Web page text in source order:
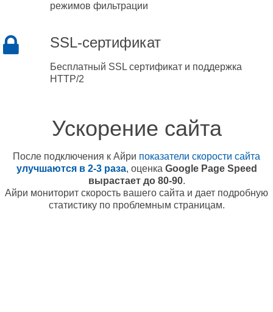
режимов фильтрации
SSL-сертификат
Бесплатный SSL сертификат и поддержка
HTTP/2
Ускорение сайта
После подключения к Айри показатели скорости сайта
улучшаются в 2-3 раза, оценка Google Page Speed
вырастает до 80-90.
Айри мониторит скорость вашего сайта и дает подробную
статистику по проблемным страницам.